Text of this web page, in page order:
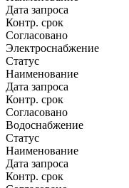
Дата запроса
Контр. срок
Согласовано
Электроснабжение
Статус
Наименование
Дата запроса
Контр. срок
Согласовано
Водоснабжение
Статус
Наименование
Дата запроса
Контр. срок